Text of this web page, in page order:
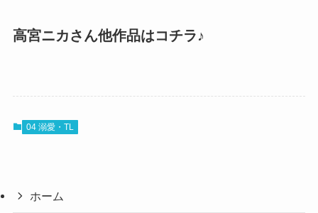
高宮ニカさん他作品はコチラ♪
04 溺愛・TL
ホーム